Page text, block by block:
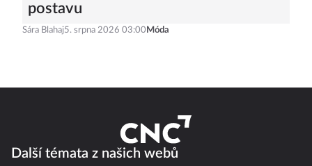
postavu
Sára Blahaj5. srpna 2026 03:00 Móda
Další témata z našich webů